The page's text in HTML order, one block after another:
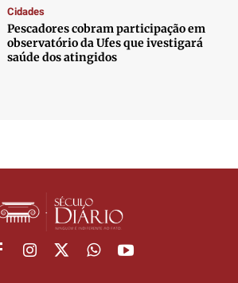
Cidades
Pescadores cobram participação em
observatório da Ufes que ivestigará
saúde dos atingidos